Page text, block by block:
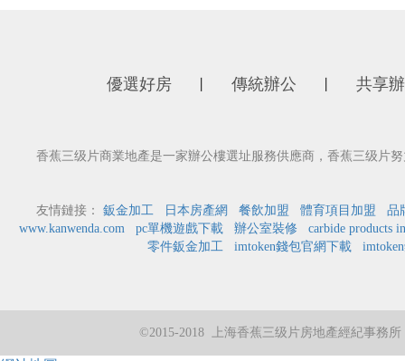
優選好房 傳統辦公 共享
香蕉三级片商業地產是一家辦公樓選址服務供應商，香蕉三级片努
友情鏈接： 鈑金加工 日本房產網 餐飲加盟 體育項目加盟
品
www.kanwenda.com
pc單機遊戲下載 辦公室裝修
carbide products
零件鈑金加工
imtoken錢包官網下載
©2015-2018 上海香蕉三级片房地產經紀事務